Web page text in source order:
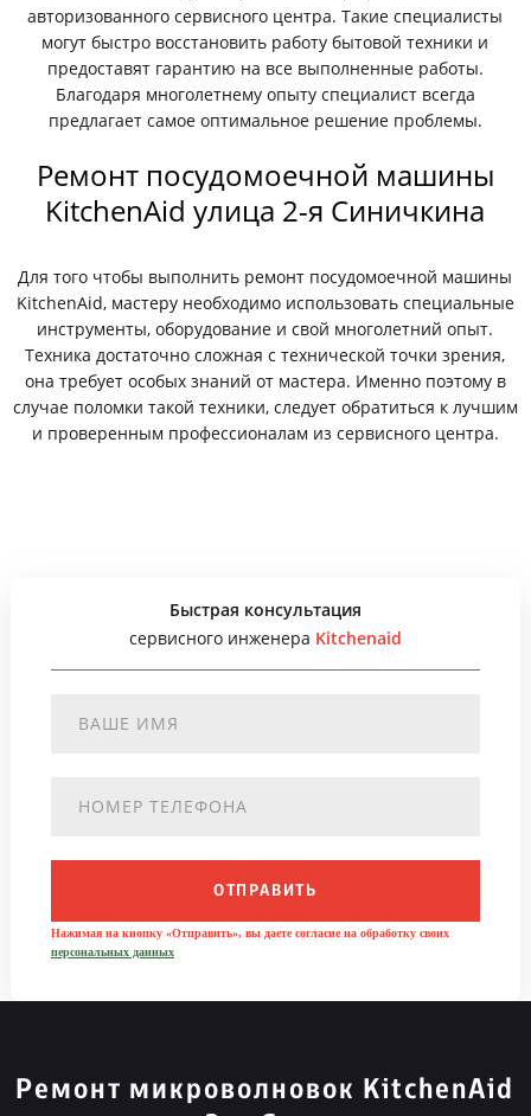
авторизованного сервисного центра. Такие специалисты
могут быстро восстановить работу бытовой техники и
предоставят гарантию на все выполненные работы.
Благодаря многолетнему опыту специалист всегда
предлагает самое оптимальное решение проблемы.
Ремонт посудомоечной машины
KitchenAid улица 2-я Синичкина
Для того чтобы выполнить ремонт посудомоечной машины
KitchenAid, мастеру необходимо использовать специальные
инструменты, оборудование и свой многолетний опыт.
Техника достаточно сложная с технической точки зрения,
она требует особых знаний от мастера. Именно поэтому в
случае поломки такой техники, следует обратиться к лучшим
и проверенным профессионалам из сервисного центра.
Быстрая консультация
сервисного инженера Kitchenaid
ОТПРАВИТЬ
Нажимая на кнопку «Отправить», вы даете согласие на обработку своих
персональных данных
Ремонт микроволновок KitchenAid